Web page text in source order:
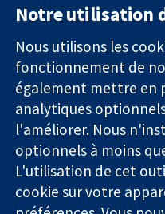
Des données
probantes.
Des décisions
éclairées.
Une meilleure
santé.
11-13
Notre utilisation
Nous utilisons les
fonctionnement de
également mettre en
analytiques
l'améliorer. Nous
optionnels à moins
L'utilisation de cet
cookie sur votre